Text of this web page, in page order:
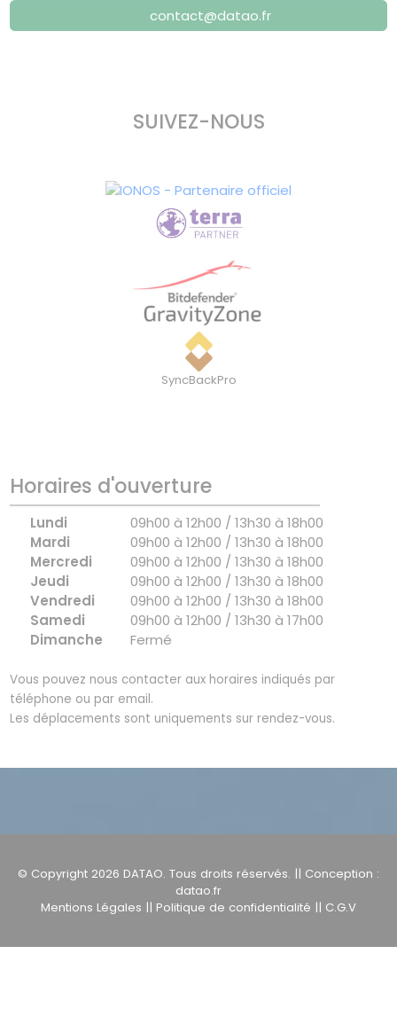
contact@datao.fr
SUIVEZ-NOUS
SyncBackPro
Horaires d'ouverture
Lundi
09h00 à 12h00 / 13h30 à 18h00
Mardi
09h00 à 12h00 / 13h30 à 18h00
Mercredi
09h00 à 12h00 / 13h30 à 18h00
Jeudi
09h00 à 12h00 / 13h30 à 18h00
Vendredi
09h00 à 12h00 / 13h30 à 18h00
Samedi
09h00 à 12h00 / 13h30 à 17h00
Dimanche
Fermé
Vous pouvez nous contacter aux horaires indiqués par
téléphone ou par email.
Les déplacements sont uniquements sur rendez-vous.
© Copyright 2026 DATAO. Tous droits réservés. || Conception :
datao.fr
Mentions Légales || Politique de confidentialité || C.G.V